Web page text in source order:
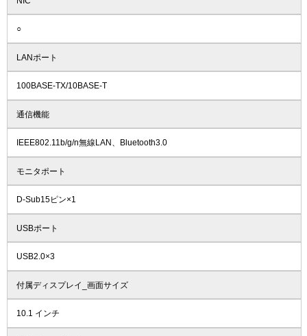
○
LANポート
100BASE-TX/10BASE-T
通信機能
IEEE802.11b/g/n無線LAN、Bluetooth3.0
モニタポート
D-Sub15ピン×1
USBポート
USB2.0×3
付属ディスプレイ_画面サイズ
10.1 インチ